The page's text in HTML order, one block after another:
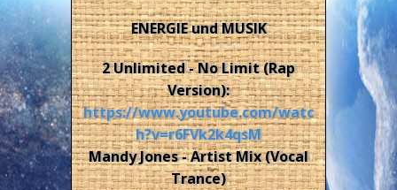
ENERGIE und MUSIK
2 Unlimited - No Limit (Rap
Version):
https://www.youtube.com/watc
h?v=r6FVk2k4qsM
Mandy Jones - Artist Mix (Vocal
Trance)